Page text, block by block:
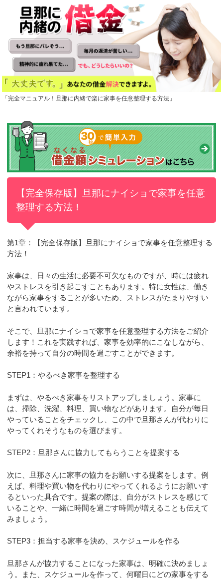
「完全マニュアル！旦那に内緒で楽に家事を任意整理する方法」
【完全保存版】旦那にナイショで家事を任意
整理する方法！
第1章：【完全保存版】旦那にナイショで家事を任意整理する
方法！
家事は、日々の生活に必要不可欠なものですが、時には疲れ
やストレスを引き起こすこともあります。特に女性は、働き
ながら家事をすることが多いため、ストレスがたまりやすい
と言われています。
そこで、旦那にナイショで家事を任意整理する方法をご紹介
します！これを実践すれば、家事を効率的にこなしながら、
余裕を持って自分の時間を過ごすことができます。
STEP1：やるべき家事を整理する
まずは、やるべき家事をリストアップしましょう。家事に
は、掃除、洗濯、料理、買い物などがあります。自分が毎日
やっていることをチェックし、この中で旦那さんが代わりに
やってくれそうなものを選びます。
STEP2：旦那さんに協力してもらうことを提案する
次に、旦那さんに家事の協力をお願いする提案をします。例
えば、料理や買い物を代わりにやってくれるようにお願いす
るといった具合です。提案の際は、自分がストレスを感じて
いることや、一緒に時間を過ごす時間が増えることも伝えて
みましょう。
STEP3：担当する家事を決め、スケジュールを作る
旦那さんが協力することになった家事は、明確に決めましょ
う。また、スケジュールを作って、何曜日にどの家事をする